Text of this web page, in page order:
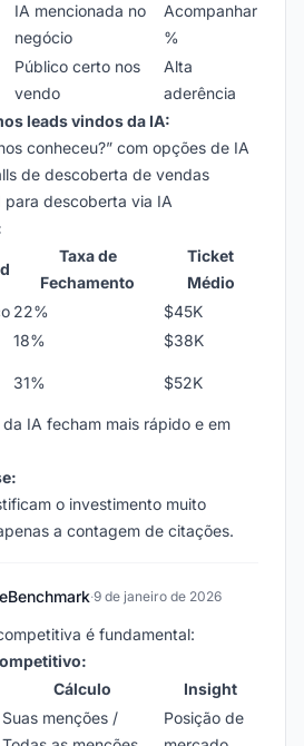
IA mencionada no
negócio
Acompanhar
%
Público certo nos
vendo
Alta
aderência
leads vindos da IA:
conheceu?” com opções de IA
de descoberta de vendas
para descoberta via IA
Taxa de
Fechamento
Ticket
Médio
22%
$45K
18%
$38K
31% $52K
IA fecham mais rápido e em
o investimento muito
a contagem de citações.
·9 de janeiro de 2026
é fundamental:
Cálculo Insight
Suas menções /
Posição de